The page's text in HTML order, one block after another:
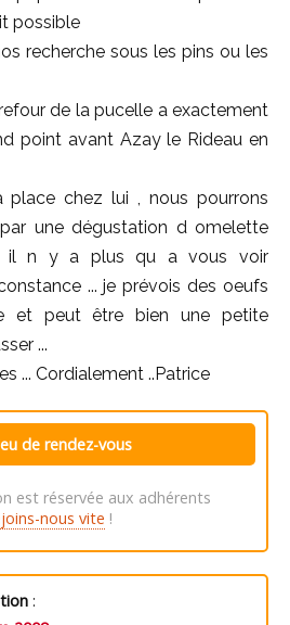
possible
recherche sous les pins ou les
de la pucelle a exactement
point avant Azay le Rideau en
chez lui , nous pourrons
une dégustation d omelette
il n y a plus qu a vous voir
... je prévois des oeufs
et peut être bien une petite
...
... Cordialement ..Patrice
de rendez-vous
est réservée aux adhérents
nous vite !
: